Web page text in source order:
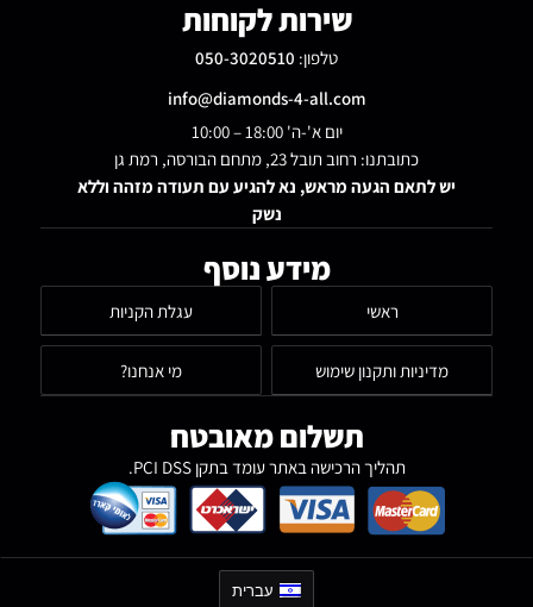
שירות לקוחות
טלפון: 050-3020510
info@diamonds-4-all.com
יום א'-ה' 18:00 – 10:00
כתובתנו: רחוב תובל 23, מתחם הבורסה, רמת גן
יש לתאם הגעה מראש, נא להגיע עם תעודה מזהה וללא
נשק
מידע נוסף
ראשי עגלת הקניות
מדיניות ותקנון שימוש מי אנחנו?
תשלום מאובטח
תהליך הרכישה באתר עומד בתקן PCI DSS.
עברית